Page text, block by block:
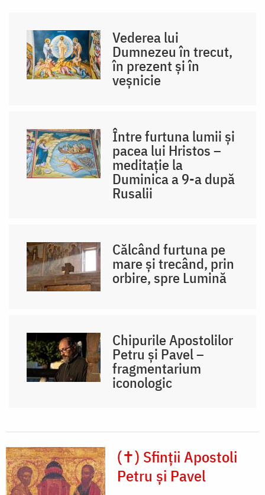
Vederea lui
Dumnezeu în trecut,
în prezent și în
veșnicie
Între furtuna lumii și
pacea lui Hristos –
meditație la
Duminica a 9-a după
Rusalii
Călcând furtuna pe
mare și trecând, prin
orbire, spre Lumină
Chipurile Apostolilor
Petru și Pavel –
fragmentarium
iconologic
(✝) Sfinții Apostoli
Petru și Pavel